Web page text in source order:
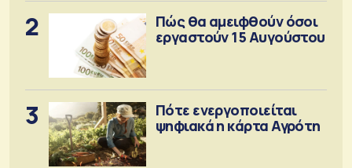
2
Πώς θα αμειφθούν όσοι
εργαστούν 15 Αυγούστου
3
Πότε ενεργοποιείται
ψηφιακά η κάρτα Αγρότη